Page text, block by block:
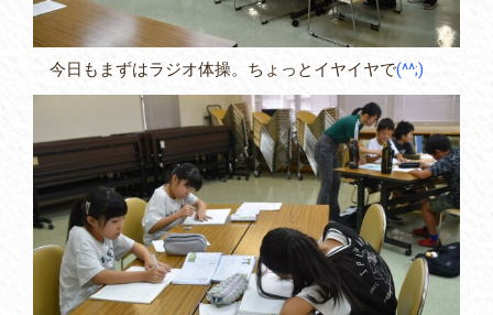
今日もまずはラジオ体操。ちょっとイヤイヤで(^^;)